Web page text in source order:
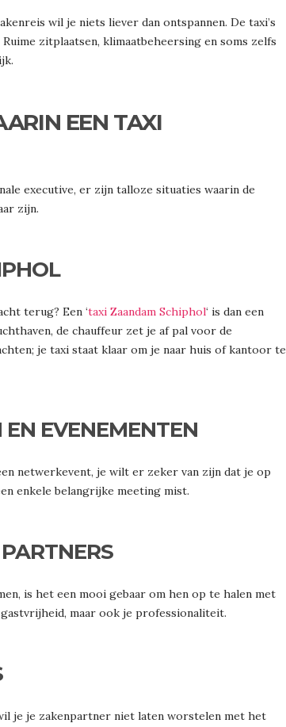
wil je niets liever dan ontspannen. De taxi’s
zitplaatsen, klimaatbeheersing en soms zelfs
EEN TAXI
executive, er zijn talloze situaties waarin de
zijn.
terug? Een ‘taxi Zaandam Schiphol‘ is dan een
de chauffeur zet je af pal voor de
je taxi staat klaar om je naar huis of kantoor te
EVENEMENTEN
netwerkevent, je wilt er zeker van zijn dat je op
enkele belangrijke meeting mist.
is het een mooi gebaar om hen op te halen met
maar ook je professionaliteit.
je je zakenpartner niet laten worstelen met het